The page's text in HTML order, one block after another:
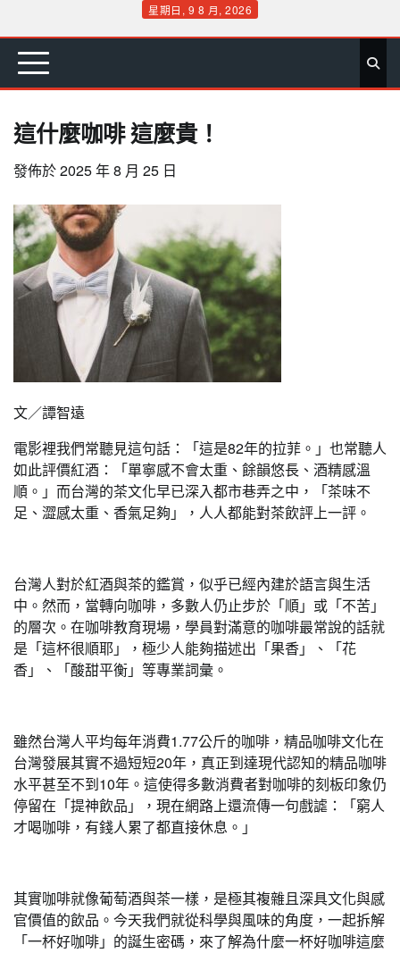
content
星期日, 9 8 月, 2026
首 要 娛 生 社 文 公 運 旅 政 地 專
這什麼咖啡 這麼貴！
發佈於2025 年 8 月 25 日
文／譚智遠
電影裡我們常聽見這句話：「這是82年的拉菲。」也常聽人
如此評價紅酒：「單寧感不會太重、餘韻悠長、酒精感溫
順。」而台灣的茶文化早已深入都市巷弄之中，「茶味不
足、澀感太重、香氣足夠」，人人都能對茶飲評上一評。
台灣人對於紅酒與茶的鑑賞，似乎已經內建於語言與生活
中。然而，當轉向咖啡，多數人仍止步於「順」或「不苦」
的層次。在咖啡教育現場，學員對滿意的咖啡最常說的話就
是「這杯很順耶」，極少人能夠描述出「果香」、「花
香」、「酸甜平衡」等專業詞彙。
雖然台灣人平均每年消費1.77公斤的咖啡，精品咖啡文化在
台灣發展其實不過短短20年，真正到達現代認知的精品咖啡
水平甚至不到10年。這使得多數消費者對咖啡的刻板印象仍
停留在「提神飲品」，現在網路上還流傳一句戲謔：「窮人
才喝咖啡，有錢人累了都直接休息。」
其實咖啡就像葡萄酒與茶一樣，是極其複雜且深具文化與感
官價值的飲品。今天我們就從科學與風味的角度，一起拆解
「一杯好咖啡」的誕生密碼，來了解為什麼一杯好咖啡這麼